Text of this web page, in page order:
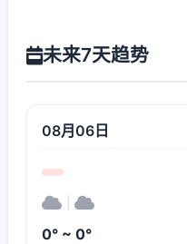
未来7天趋势
08月06日
0° ~ 0°